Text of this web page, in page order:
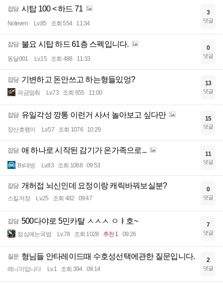
잡담 시탑 100 < 하드 71
Noteven Lv.85 조회 554 11:34
3
댓글
잡담 불요 시탑 하드 61층 스펙입니다.
동달001 Lv.15 조회 488 11:33
0
댓글
잡담 기변하고 돈안쓰고 하는형들있엉?
과금멈춰 Lv.73 조회 655 11:00
13
댓글
잡담 유일각성 깡통 이런거 사서 놀아보고 싶다만
장산호랭이 Lv.57 조회 1076 10:29
15
댓글
잡담 애 하나로 시작된 감기가 온가족으로...
Bs대방 Lv.83 조회 1068 09:53
11
댓글
잡담 개허접 뇌신인데 요정이랑 캐릭바꿔보실분?
스킬저장 Lv.25 조회 482 09:47
0
댓글
잡담 500다야로 5민카탈 ㅅㅅㅅ ㅇㅑ호~
점심에는국밥 Lv.78 조회 1028 추천 1 09:26
7
댓글
질문 형님들 안타레이드때 수호성선택에관한 질문입니다.
레니이입니다 Lv.1 조회 394 09:14
2
댓글